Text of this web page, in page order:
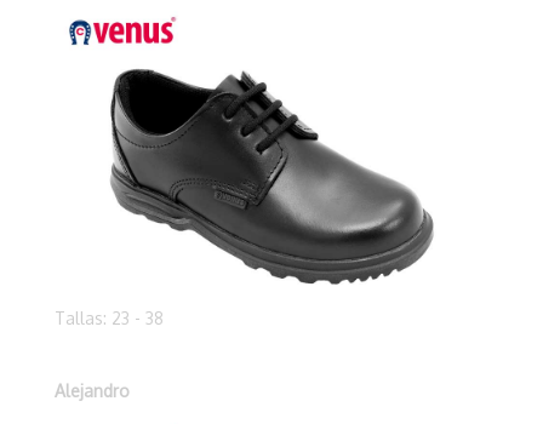
Tallas: 23 - 38
Alejandro